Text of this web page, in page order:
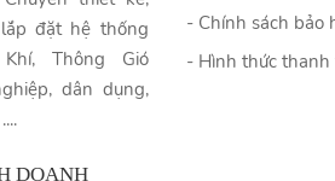
đặt hệ thống
Thông Gió
dân dụng,
DOANH
- Chính sách bảo
- Hình thức thanh